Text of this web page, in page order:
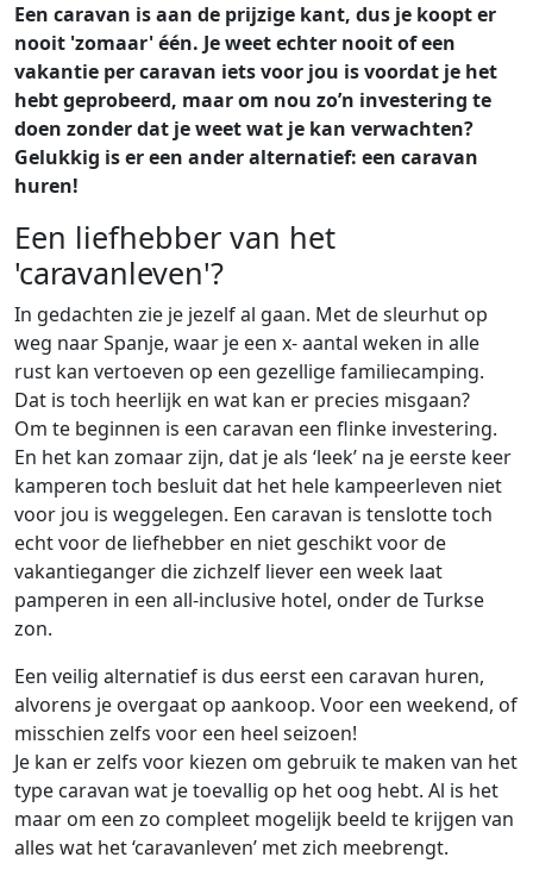
Een caravan is aan de prijzige kant, dus je koopt er
nooit 'zomaar' één. Je weet echter nooit of een
vakantie per caravan iets voor jou is voordat je het
hebt geprobeerd, maar om nou zo’n investering te
doen zonder dat je weet wat je kan verwachten?
Gelukkig is er een ander alternatief: een caravan
huren!
Een liefhebber van het
'caravanleven'?
In gedachten zie je jezelf al gaan. Met de sleurhut op
weg naar Spanje, waar je een x- aantal weken in alle
rust kan vertoeven op een gezellige familiecamping.
Dat is toch heerlijk en wat kan er precies misgaan?
Om te beginnen is een caravan een flinke investering.
En het kan zomaar zijn, dat je als ‘leek’ na je eerste keer
kamperen toch besluit dat het hele kampeerleven niet
voor jou is weggelegen. Een caravan is tenslotte toch
echt voor de liefhebber en niet geschikt voor de
vakantieganger die zichzelf liever een week laat
pamperen in een all-inclusive hotel, onder de Turkse
zon.
Een veilig alternatief is dus eerst een caravan huren,
alvorens je overgaat op aankoop. Voor een weekend, of
misschien zelfs voor een heel seizoen!
Je kan er zelfs voor kiezen om gebruik te maken van het
type caravan wat je toevallig op het oog hebt. Al is het
maar om een zo compleet mogelijk beeld te krijgen van
alles wat het ‘caravanleven’ met zich meebrengt.